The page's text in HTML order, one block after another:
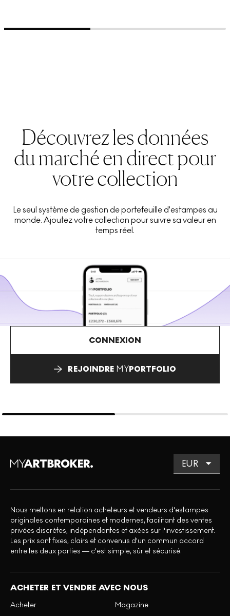
Découvrez les données
du marché en direct pour
votre collection
Le seul système de gestion de portefeuille d'estampes au
monde. Ajoutez votre collection pour suivre sa valeur en
temps réel.
CONNEXION
REJOINDRE MYPORTFOLIO
Nous mettons en relation acheteurs et vendeurs d'estampes
originales contemporaines et modernes, facilitant des ventes
privées discrètes, indépendantes et axées sur l'investissement.
Les prix sont fixes, clairs et convenus d'un commun accord
entre les deux parties — c'est simple, sûr et sécurisé.
ACHETER ET VENDRE AVEC NOUS
Acheter
Magazine